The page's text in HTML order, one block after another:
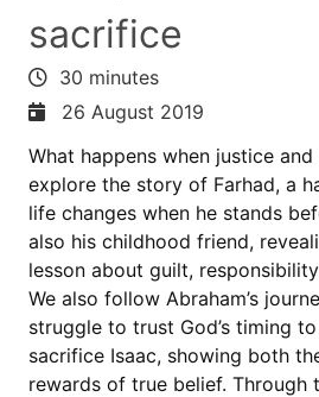
sacrifice
30 minutes
26 August 2019
What happens when justice
explore the story of Farhad, a
life changes when he stands
also his childhood friend,
lesson about guilt,
We also follow Abraham’s
struggle to trust God’s timing
sacrifice Isaac, showing both
rewards of true belief. Through